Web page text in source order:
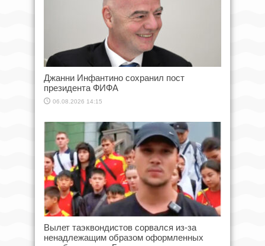
Джанни Инфантино сохранил пост
президента ФИФА
06.08.2026 14:15
Вылет таэквондистов сорвался из-за
ненадлежащим образом оформленных